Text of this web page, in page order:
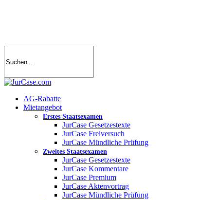
search
account
Menu
AG-Rabatte
Mietangebot
Erstes Staatsexamen
JurCase Gesetzestexte
JurCase Freiversuch
JurCase Mündliche Prüfung
Zweites Staatsexamen
JurCase Gesetzestexte
JurCase Kommentare
JurCase Premium
JurCase Aktenvortrag
JurCase Mündliche Prüfung